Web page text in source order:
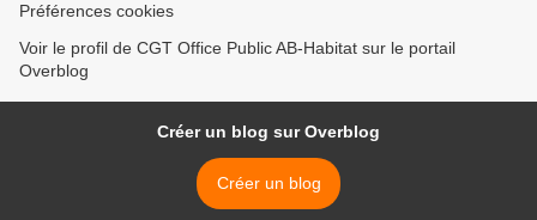
Préférences cookies
Voir le profil de CGT Office Public AB-Habitat sur le portail
Overblog
Créer un blog sur Overblog
Créer un blog